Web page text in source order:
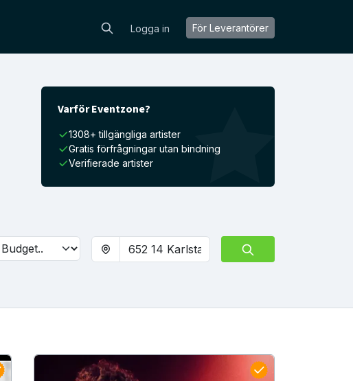
Logga in För Leverantörer
Varför Eventzone?
1308+ tillgängliga artister
Gratis förfrågningar utan bindning
Verifierade artister